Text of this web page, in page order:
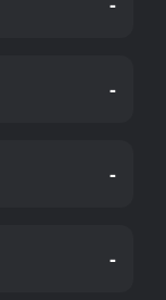
-
-
-